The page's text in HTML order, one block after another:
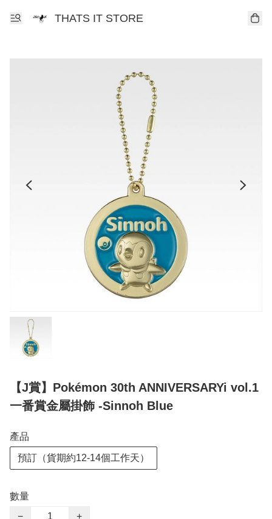
THATS IT STORE
【J賞】Pokémon 30th ANNIVERSARYi vol.1
一番賞金屬掛飾 -Sinnoh Blue
產品
預訂（貨期約12-14個工作天）
數量
−
+